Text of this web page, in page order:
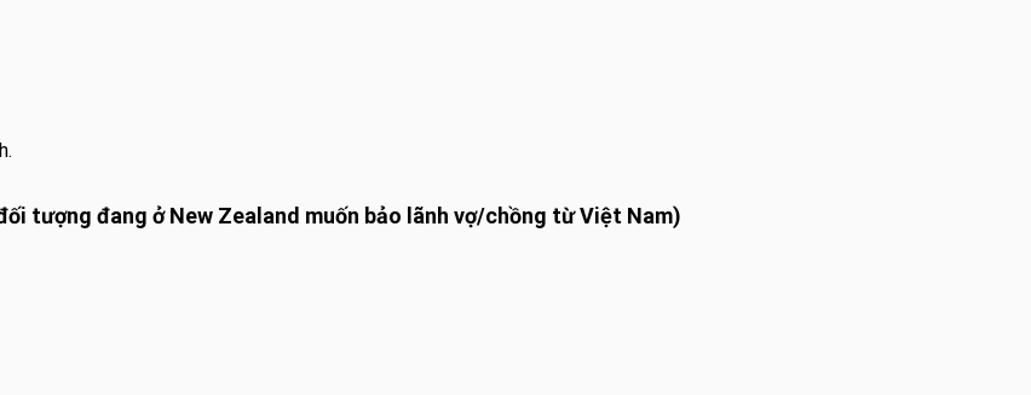
tượng đang ở New Zealand muốn bảo lãnh vợ/chồng từ Việt Nam)